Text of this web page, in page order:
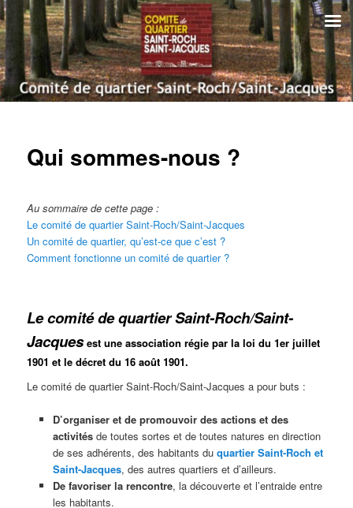
Aller
au
contenu
principalComité de quartier Saint-Roch
Saint-Jacques | Amiens
Qui sommes-nous ?
Au sommaire de cette page :
Le comité de quartier Saint-Roch/Saint-Jacques
Un comité de quartier, qu’est-ce que c’est ?
Comment fonctionne un comité de quartier ?
Le comité de quartier Saint-Roch/Saint-
Jacquesest une association régie par la loi du 1er juillet
1901 et le décret du 16 août 1901.
Le comité de quartier Saint-Roch/Saint-Jacques a pour buts :
D’organiser et de promouvoir des actions et des
activitésde toutes sortes et de toutes natures en direction
de ses adhérents, des habitants du quartier Saint-Roch et
Saint-Jacques, des autres quartiers et d’ailleurs.
De favoriser la rencontre, la découverte et l’entraide entre
les habitants.